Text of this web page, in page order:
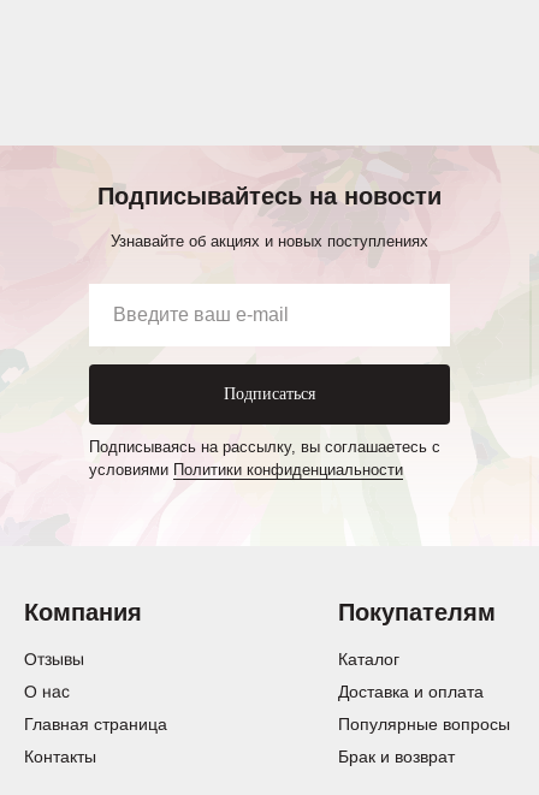
Подписывайтесь на новости
Узнавайте об акциях и новых поступлениях
Подписаться
Подписываясь на рассылку, вы соглашаетесь с
условиями Политики конфиденциальности
Компания Покупателям
О нас
Главная страница
Контакты
Каталог
Доставка и оплата
Популярные вопросы
Брак и возврат
Отзывы